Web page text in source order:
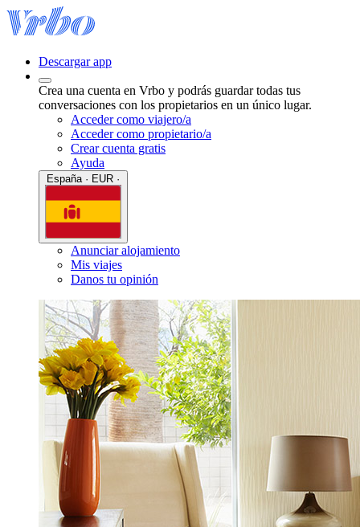
Descargar app
Crea una cuenta en Vrbo y podrás guardar todas tus
conversaciones con los propietarios en un único lugar.
Acceder como viajero/a
Acceder como propietario/a
Crear cuenta gratis
Ayuda
Anunciar alojamiento
Mis viajes
Danos tu opinión